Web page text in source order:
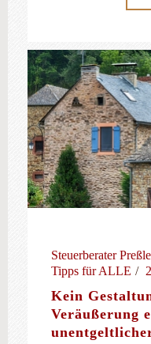
Steuerberater
Tipps für ALLE
Kein
Veräußerung